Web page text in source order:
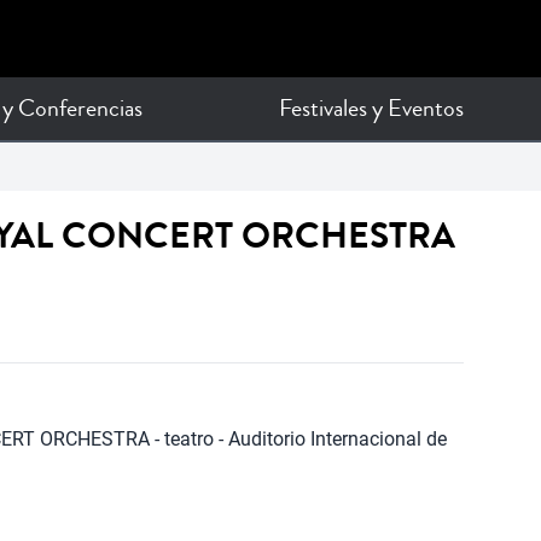
Conferencias Festivales y Eventos
CONCERT ORCHESTRA
ORCHESTRA - teatro - Auditorio Internacional de